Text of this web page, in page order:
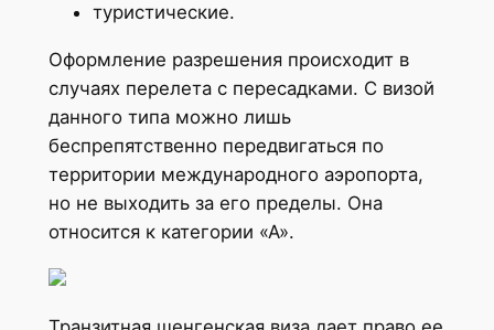
туристические.
Оформление разрешения происходит в
случаях перелета с пересадками. С визой
данного типа можно лишь
беспрепятственно передвигаться по
территории международного аэропорта,
но не выходить за его пределы. Она
относится к категории «А».